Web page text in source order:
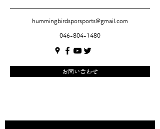
hummingbirdsporsports@gmail.com
046-804-1480
お問い合わせ